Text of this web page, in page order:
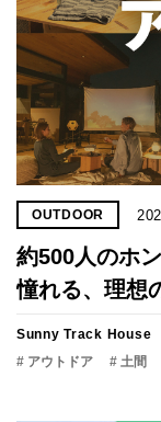
OUTDOOR
約500人のホ
憧れる、理想
Sunny Track House
# アウトドア
# 土間